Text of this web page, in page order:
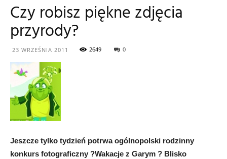
ekologiczna
Czy robisz piękne zdjęcia
przyrody?
23 WRZEŚNIA 2011 2649 0
Jeszcze tylko tydzień potrwa ogólnopolski rodzinny
konkurs fotograficzny ?Wakacje z Garym ? Blisko